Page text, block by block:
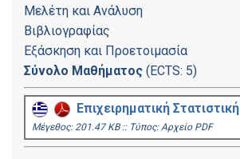
Μελέτη και Ανάλυση
Βιβλιογραφίας
Εξάσκηση και Προετοιμασία
Σύνολο Μαθήματος (ECTS: 5)
Επιχειρηματική Στατιστική
Mέγεθος: 201.47 KB :: Τύπος: Αρχείο PDF